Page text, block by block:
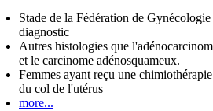
Stade de la Fédération de
diagnostic
Autres histologies que
et le carcinome adénosquameux.
Femmes ayant reçu une
du col de l'utérus
more...